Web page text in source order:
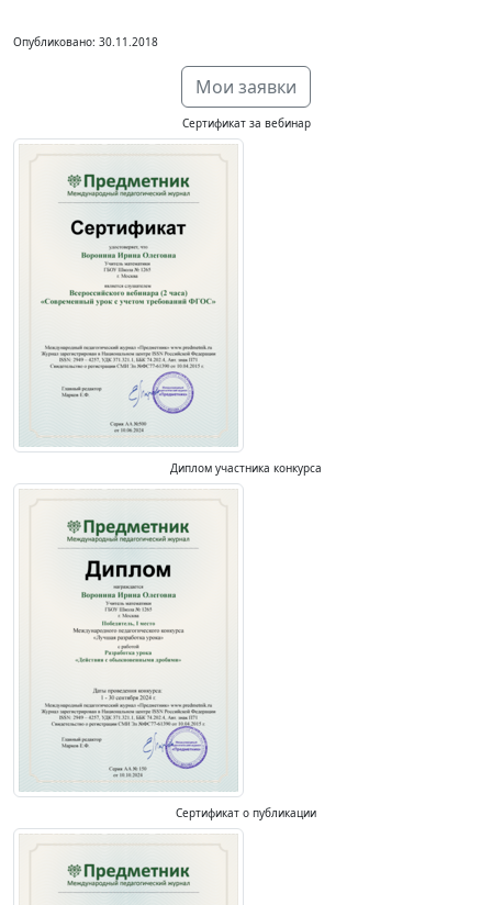
Опубликовано: 30.11.2018
Мои заявки
Сертификат за вебинар
Диплом участника конкурса
Сертификат о публикации